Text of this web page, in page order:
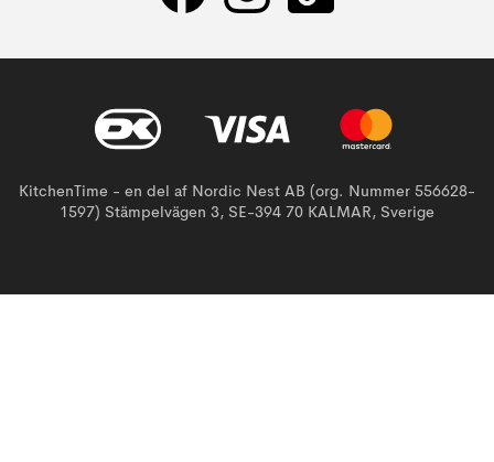
KitchenTime - en del af Nordic Nest AB (org. Nummer 556628-
1597) Stämpelvägen 3, SE-394 70 KALMAR, Sverige